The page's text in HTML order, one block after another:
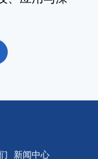
新闻中心